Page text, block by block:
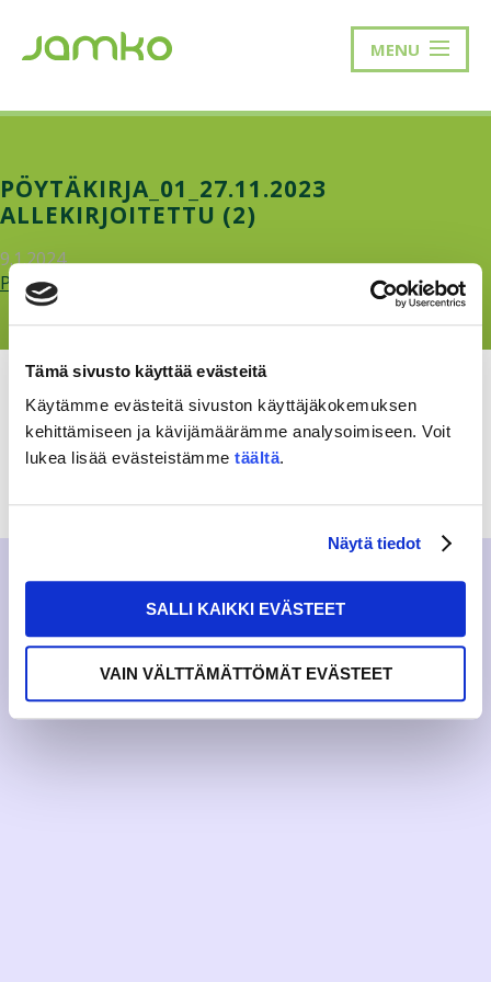
Tämä sivusto käyttää evästeitä
Käytämme evästeitä sivuston käyttäjäkokemuksen
kehittämiseen ja kävijämäärämme analysoimiseen. Voit
lukea lisää evästeistämme täältä.
Näytä tiedot
SALLI KAIKKI EVÄSTEET
VAIN VÄLTTÄMÄTTÖMÄT EVÄSTEET
MENU
PÖYTÄKIRJA_01_27.11.2023
ALLEKIRJOITETTU (2)
9.1.2024
Poytakirja_01_27.11.2023-allekirjoitettu-2.pdf